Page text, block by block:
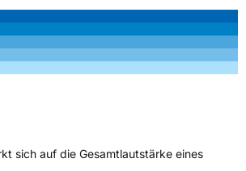
/ Alpine-Symbol
sich auf die Gesamtlautstärke eines